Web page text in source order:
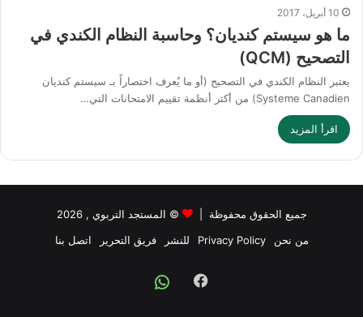
10 أبريل، 2017
ما هو سيستم كنديان؟ وحاسبة النظام الكندي في
التصحيح (QCM)
يعتبر النظام الكندي في التصحيح (أو ما يُعرف اختصاراً بـ سيستم كنديان
Systeme Canadien) من أكثر أنظمة تقييم الامتحانات التي…
اقرأ المزيد
جميع الحقوق محفوظة | © المستجد التربوي , 2026
من نحن
Privacy Policy للنشر فريق التحرير اتصل بنا
Facebook